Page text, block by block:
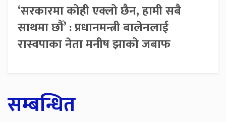
‘सरकारमा कोही एक्लो छैन, हामी सबै
साथमा छौँ’ : प्रधानमन्त्री बालेनलाई
रास्वपाका नेता मनीष झाको जबाफ
सम्बन्धित